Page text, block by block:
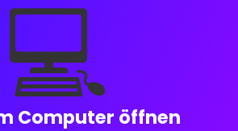
💻
Computer öffnen